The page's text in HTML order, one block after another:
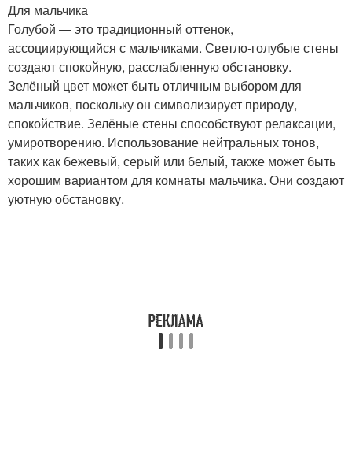
Для мальчика
Голубой — это традиционный оттенок,
ассоциирующийся с мальчиками. Светло-голубые стены
создают спокойную, расслабленную обстановку.
Зелёный цвет может быть отличным выбором для
мальчиков, поскольку он символизирует природу,
спокойствие. Зелёные стены способствуют релаксации,
умиротворению. Использование нейтральных тонов,
таких как бежевый, серый или белый, также может быть
хорошим вариантом для комнаты мальчика. Они создают
уютную обстановку.